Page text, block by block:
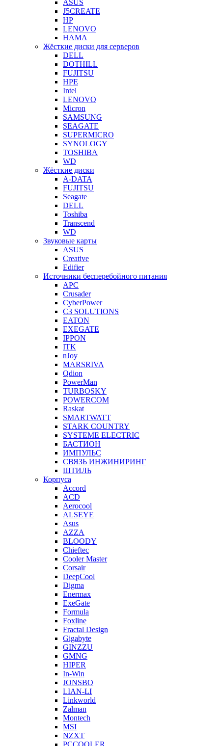
ASUS
J5CREATE
HP
LENOVO
HAMA
Жёсткие диски для серверов
DELL
DOTHILL
FUJITSU
HPE
Intel
LENOVO
Micron
SAMSUNG
SEAGATE
SUPERMICRO
SYNOLOGY
TOSHIBA
WD
Жёсткие диски
A-DATA
FUJITSU
Seagate
DELL
Toshiba
Transcend
WD
Звуковые карты
ASUS
Creative
Edifier
Источники бесперебойного питания
APC
Crusader
CyberPower
C3 SOLUTIONS
EATON
EXEGATE
IPPON
ITK
nJoy
MARSRIVA
Qdion
PowerMan
TURBOSKY
POWERCOM
Raskat
SMARTWATT
STARK COUNTRY
SYSTEME ELECTRIC
БАСТИОН
ИМПУЛЬС
СВЯЗЬ ИНЖИНИРИНГ
ШТИЛЬ
Корпуса
Accord
ACD
Aerocool
ALSEYE
Asus
AZZA
BLOODY
Chieftec
Cooler Master
Corsair
DeepCool
Digma
Enermax
ExeGate
Formula
Foxline
Fractal Design
Gigabyte
GINZZU
GMNG
HIPER
In-Win
JONSBO
LIAN-LI
Linkworld
Zalman
Montech
MSI
NZXT